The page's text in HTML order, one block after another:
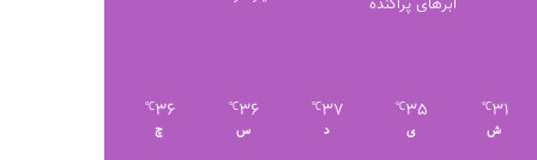
ابرهای پراکنده
31
℃
ش
35
℃
ی
37
℃
د
36
℃
س
36
℃
چ